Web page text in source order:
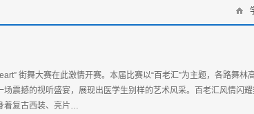
街舞大赛在此激情开赛。本届比赛以“百老汇”为主题，各路舞林
震撼的视听盛宴，展现出医学生别样的艺术风采。百老汇风情闪耀
着复古西装、亮片…